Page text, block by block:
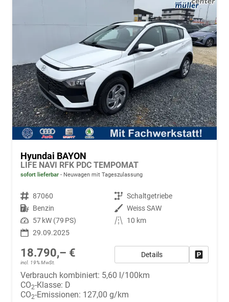
Hyundai BAYON
LIFE NAVI RFK PDC TEMPOMAT
sofort lieferbar Neuwagen mit Tageszulassung
Fahrzeugnr. 87060 Getriebe Schaltgetriebe
Kraftstoff Benzin Außenfarbe Weiss SAW
Leistung 57 kW (79 PS) Kilometerstand
10 km
29.09.2025
18.790,– €
incl. 19% MwSt.
Details
Verbrauch kombiniert: 5,60 l/100km
CO2-Klasse: D
CO2-Emissionen: 127,00 g/km